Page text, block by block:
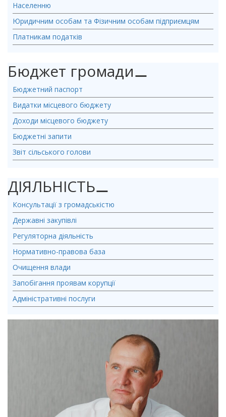
Населенню
Юридичним особам та Фізичним особам підприємцям
Платникам податків
Бюджет громади⚊
Бюджетний паспорт
Видатки місцевого бюджету
Доходи місцевого бюджету
Бюджетні запити
Звіт сільського голови
ДІЯЛЬНІСТЬ⚊
Консультації з громадськістю
Державні закупівлі
Регуляторна діяльність
Нормативно-правова база
Очищення влади
Запобігання проявам корупції
Адміністративні послуги